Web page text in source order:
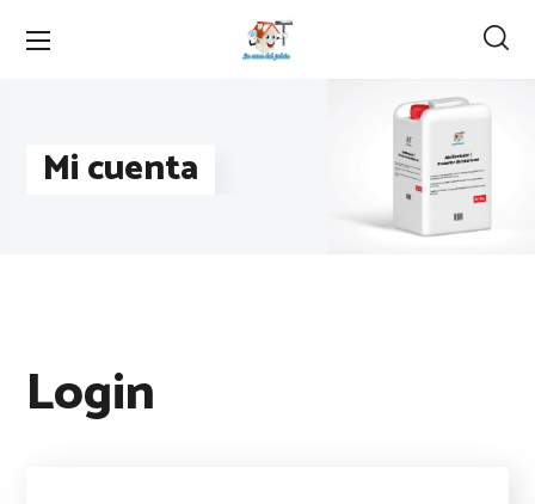
Mi cuenta
Login